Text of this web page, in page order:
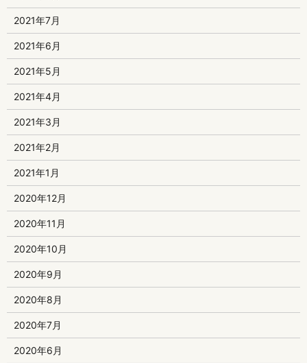
2021年7月
2021年6月
2021年5月
2021年4月
2021年3月
2021年2月
2021年1月
2020年12月
2020年11月
2020年10月
2020年9月
2020年8月
2020年7月
2020年6月